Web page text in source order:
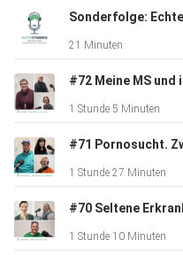
gemeinsamen
Folge
Borderline-Erfahrung –
gehört
21 Minuten
#72 Meine MS und
1 Stunde 5 Minuten
1 Stunde 27 Minuten
#70 Seltene
1 Stunde 10 Minuten